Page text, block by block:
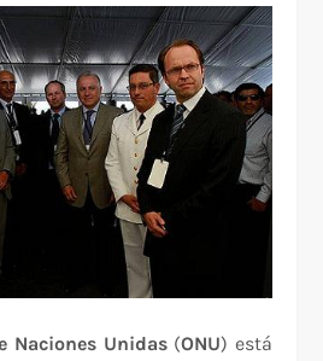
Naciones Unidas (ONU) está